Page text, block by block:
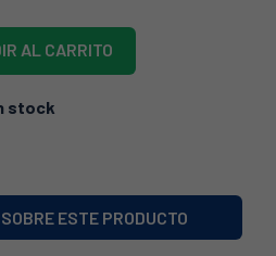
AL CARRITO
stock
ESTE PRODUCTO